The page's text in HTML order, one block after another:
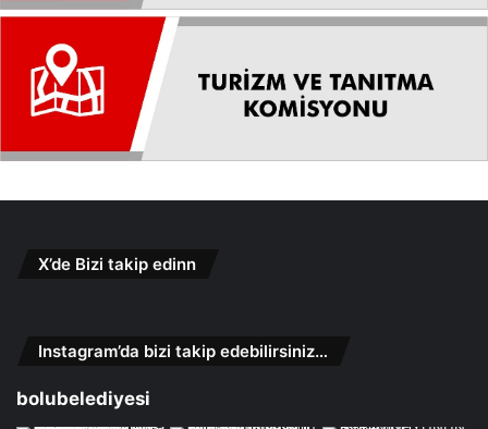
X’de Bizi takip edinn
Instagram’da bizi takip edebilirsiniz…
bolubelediyesi